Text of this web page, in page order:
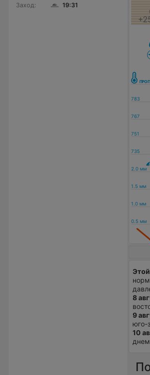
Заход:
19:31
8
9
юго-
10